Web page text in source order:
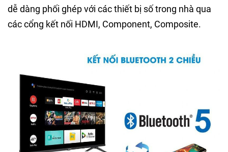
dễ dàng phối ghép với các thiết bị số trong nhà qua
các cổng kết nối HDMI, Component, Composite.